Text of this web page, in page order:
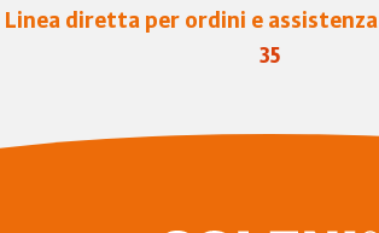
Linea diretta per ordini e assistenza
35